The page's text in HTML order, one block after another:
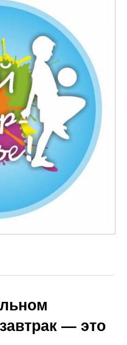
— это